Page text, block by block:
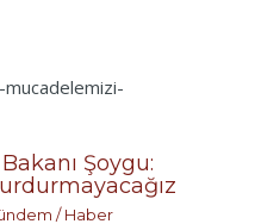
Şoygu:
/ Haber